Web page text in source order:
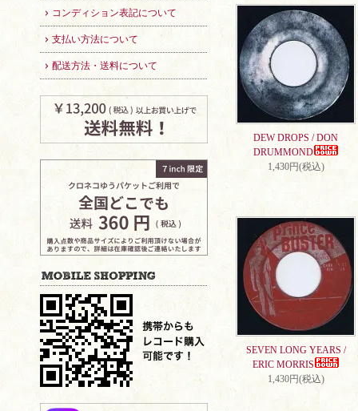
コンディション表記について
支払い方法について
配送方法・送料について
DEW DROPS / DON
DRUMMOND
1,430円(税込)
SEVEN LONG YEARS /
ERIC MORRIS
1,430円(税込)